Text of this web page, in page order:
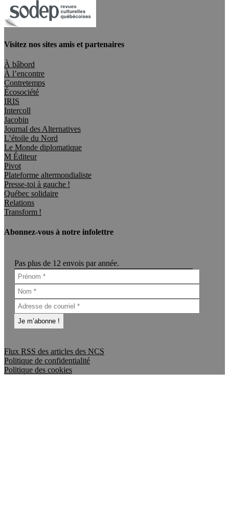
Visitez nos sites amis et partenaires
À bâbord
À l’encontre
Contretemps
Écosociété
IRIS
Intercoll
Jacobin
Journal des Alternatives
L’étoile du Nord
Le Monde diplomatique
M Éditeur
Pivot
Plateforme altermondialiste
Presse-toi à gauche !
Québec solidaire
Relations
Transform !
Abonnez-vous à notre infolettre
Pas plus de 12 envois par année.
Flux RSS des articles des NCS
Politique de confidentialité
Politique des cookies